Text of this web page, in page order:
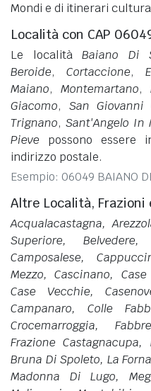
Mondi e di itinerari
Località con CAP
Le località Baiano Di
Beroide, Cortaccione,
Maiano,Montemartano,
Giacomo, San Giovanni
Trignano, Sant'Angelo In
Pieve possono essere
indirizzo postale.
Esempio: 06049 BAIANO
Altre Località, Frazioni
Acqualacastagna,
Superiore, Belvedere,
Camposalese,
Mezzo, Cascinano,
Case Vecchie,
Campanaro, Colle
Crocemarroggia,
Frazione
Bruna Di Spoleto, La
Madonna Di Lugo,